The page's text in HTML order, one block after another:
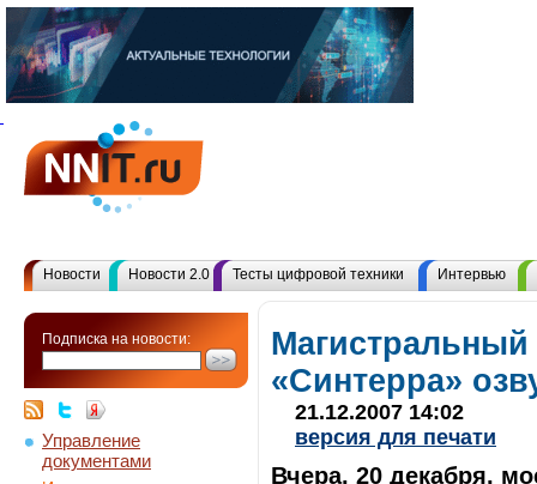
Новости Новости 2.0 Тесты цифровой техники Интервью
Подписка на новости:
Управление
документами
Магистральный
«Синтерра»
21.12.2007 14:02
версия для печати
Вчера, 20 декабря,